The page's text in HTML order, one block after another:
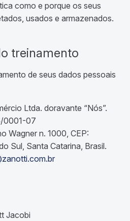
como e porque os seus
usados e armazenados.
treinamento
de seus dados pessoais
Ltda. doravante “Nós”.
0001-07
Wagner n. 1000, CEP:
Sul, Santa Catarina, Brasil.
Jacobi